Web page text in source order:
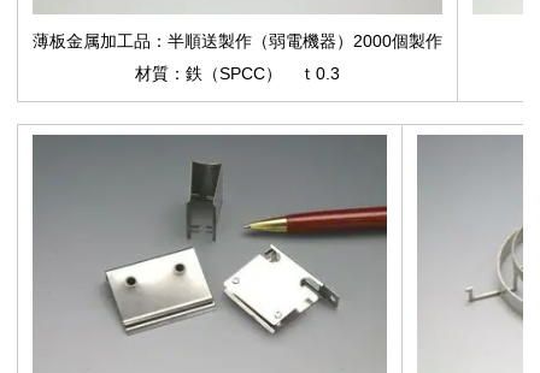
薄板金属加工品 ：半順送製作（弱電機器）2000個製作
材質：鉄（SPCC） ｔ0.3